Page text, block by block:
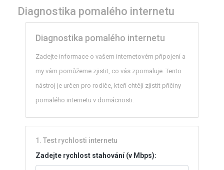
Diagnostika pomalého internetu
Diagnostika pomalého internetu
Zadejte informace o vašem internetovém připojení a
my vám pomůžeme zjistit, co vás zpomaluje. Tento
nástroj je určen pro rodiče, kteří chtějí zjistit příčiny
pomalého internetu v domácnosti.
1. Test rychlosti internetu
Zadejte rychlost stahování (v Mbps):